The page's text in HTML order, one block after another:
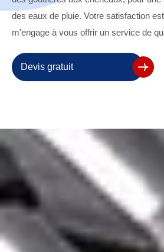
des eaux de pluie. Votre satisfaction
m'engage à vous offrir un service de
Devis gratuit